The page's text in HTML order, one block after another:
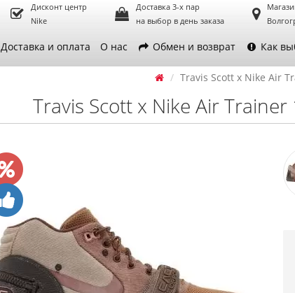
Дисконт центр
Nike
Доставка 3-х пар
на выбор в день заказа
Доставка и оплата О нас Обмен и возврат Как
Travis Scott x Nike Air
Travis Scott x Nike Air Trainer